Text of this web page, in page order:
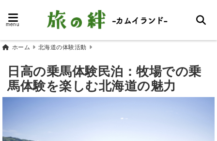
menu
ホーム 北海道の体験活動
日高の乗馬体験民泊：牧場での乗
馬体験を楽しむ北海道の魅力